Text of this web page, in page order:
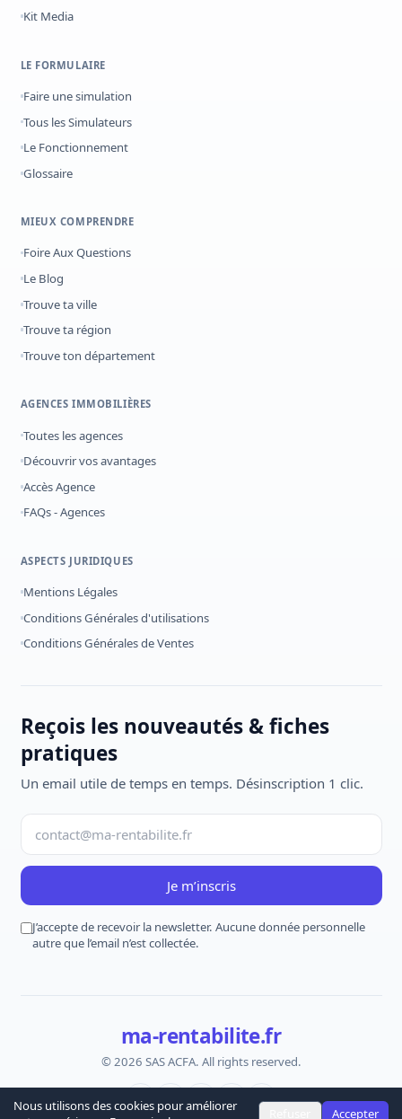
Kit Media
LE FORMULAIRE
Faire une simulation
Tous les Simulateurs
Le Fonctionnement
Glossaire
MIEUX COMPRENDRE
Foire Aux Questions
Le Blog
Trouve ta ville
Trouve ta région
Trouve ton département
AGENCES IMMOBILIÈRES
Toutes les agences
Découvrir vos avantages
Accès Agence
FAQs - Agences
ASPECTS JURIDIQUES
Mentions Légales
Conditions Générales d'utilisations
Conditions Générales de Ventes
Reçois les nouveautés & fiches
pratiques
Un email utile de temps en temps. Désinscription 1 clic.
Je m’inscris
J’accepte de recevoir la newsletter. Aucune donnée personnelle
autre que l’email n’est collectée.
ma-rentabilite.fr
© 2026 SAS ACFA. All rights reserved.
Nous utilisons des cookies pour améliorer
Accepter